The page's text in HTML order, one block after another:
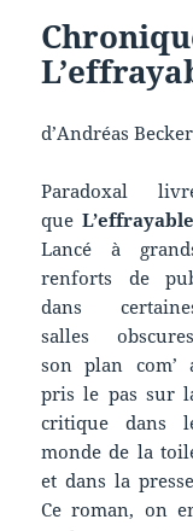
d’Andréas
Paradoxal
que L’effrayable
Lancé à
renforts de
dans
salles
son plan com’
pris le pas sur
critique dans
monde de la
et dans la
Ce roman, on